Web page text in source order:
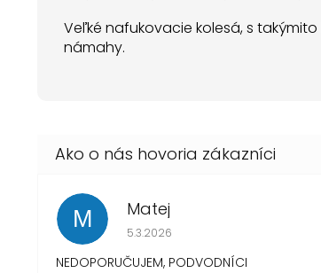
Veľké nafukovacie kolesá, s
námahy.
M Matej
Hodnotenie obchodu je 1 z 5
5.3.2026
NEDOPORUČUJEM, PODVODNÍCI